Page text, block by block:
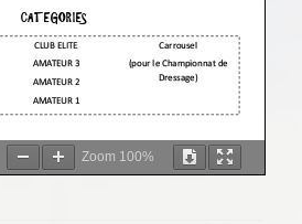
Zoom 100%